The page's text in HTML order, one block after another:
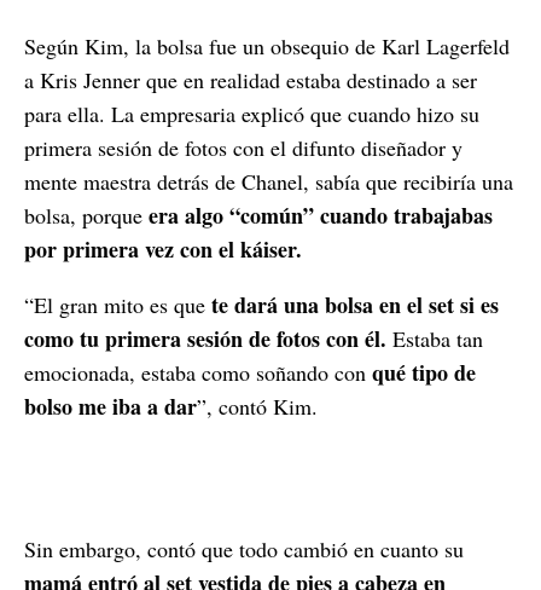
Según Kim, la bolsa fue un obsequio de Karl Lagerfeld
a Kris Jenner que en realidad estaba destinado a ser
para ella. La empresaria explicó que cuando hizo su
primera sesión de fotos con el difunto diseñador y
mente maestra detrás de Chanel, sabía que recibiría una
bolsa, porque era algo “común” cuando trabajabas
por primera vez con el káiser.
“El gran mito es que te dará una bolsa en el set si es
como tu primera sesión de fotos con él. Estaba tan
emocionada, estaba como soñando con qué tipo de
bolso me iba a dar”, contó Kim.
Sin embargo, contó que todo cambió en cuanto su
mamá entró al set vestida de pies a cabeza en